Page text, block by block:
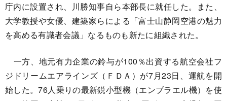
庁内に設置され、川勝知事自ら本部長に就任した。また、
大学教授や女優、建築家らによる「富士山静岡空港の魅力
を高める有識者会議」なるものも新たに組織された。
一方、地元有力企業の鈴与が100％出資する航空会社フ
ジドリームエアラインズ（ＦＤＡ）が7月23日、運航を開
始した。76人乗りの最新鋭小型機（エンブラエル機）を使